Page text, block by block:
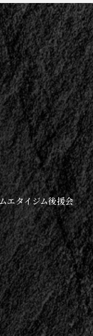
エタイジム後援会